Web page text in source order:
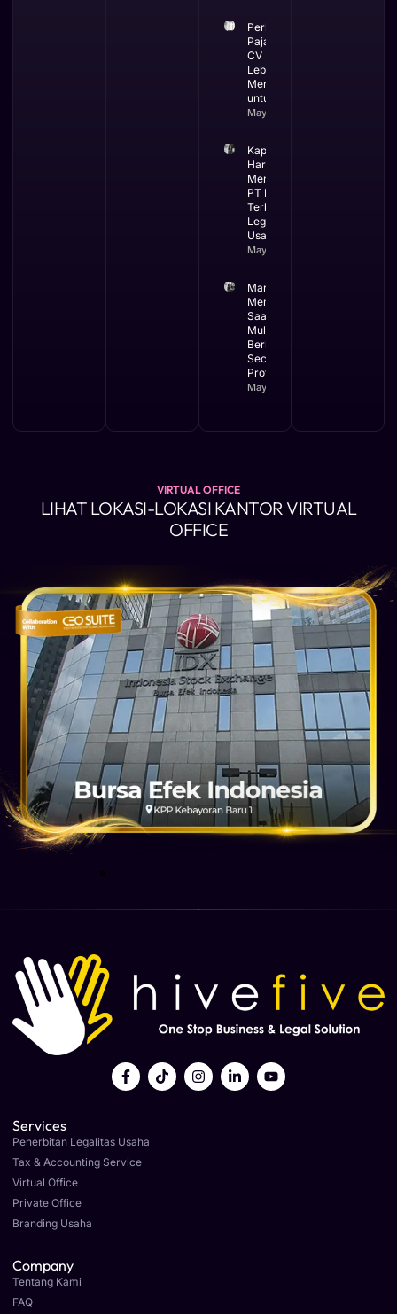
Perbandingan
Pajak PT dan
CV Mana yang
Lebih
Menguntungkan
untuk Bisnis
May 13, 2026
Kapan Bisnis
Harus
Menggunakan
PT Ini Waktu
Terbaik
Legalitas
Usaha
May 12, 2026
Manfaat
Membuat PT
Saat Bisnis
Mulai
Berkembang
Secara
Profesional
May 11, 2026
VIRTUAL OFFICE
LIHAT LOKASI-LOKASI KANTOR VIRTUAL
OFFICE
Services
Penerbitan Legalitas Usaha
Tax & Accounting Service
Virtual Office
Private Office
Branding Usaha
Company
Tentang Kami
FAQ